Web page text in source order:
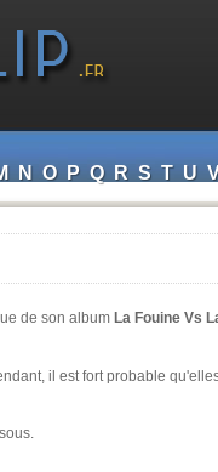
N O P Q R S T U
de son album La Fouine Vs
il est fort probable